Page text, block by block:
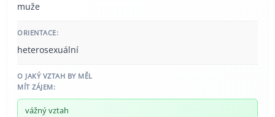
muže
ORIENTACE:
heterosexuální
O JAKÝ VZTAH BY MĚL
MÍT ZÁJEM:
vážný vztah